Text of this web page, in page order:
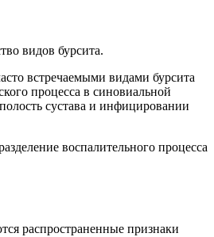
видов бурсита.
встречаемыми видами бурсита
процесса в синовиальной
сустава и инфицировании
воспалительного процесса
распространенные признаки